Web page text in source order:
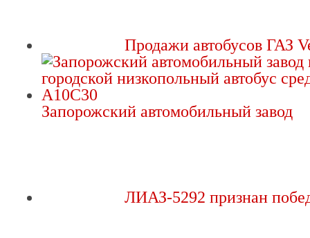
Продажи автобусов ГАЗ
Запорожский автомобильный завод
ЛИАЗ-5292 признан